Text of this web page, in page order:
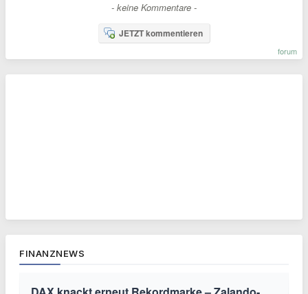
- keine Kommentare -
JETZT kommentieren
forum
FINANZNEWS